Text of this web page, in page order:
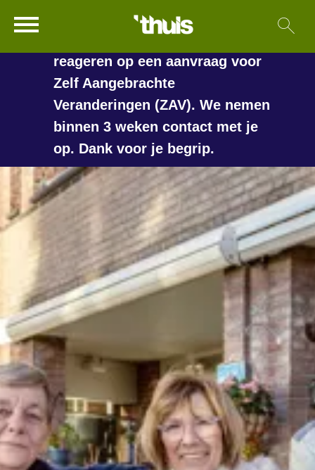
Naar hoofdinhoud
Naar hoofdnavigatiemenu
Naar zoeken
Naar de homepage
Ga naar Hoofd
langer duren voordat we
reageren op een aanvraag voor
Zelf Aangebrachte
Veranderingen (ZAV). We nemen
binnen 3 weken contact met je
op. Dank voor je begrip.